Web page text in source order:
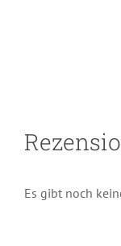
Es gibt noch